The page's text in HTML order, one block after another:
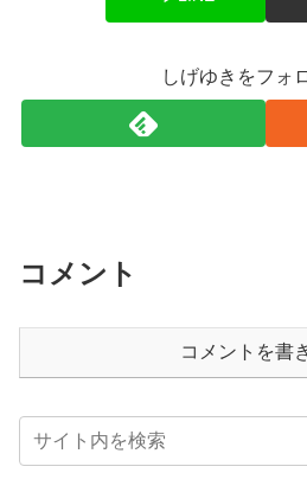
しげゆきをフォ
コメント
コメントを書